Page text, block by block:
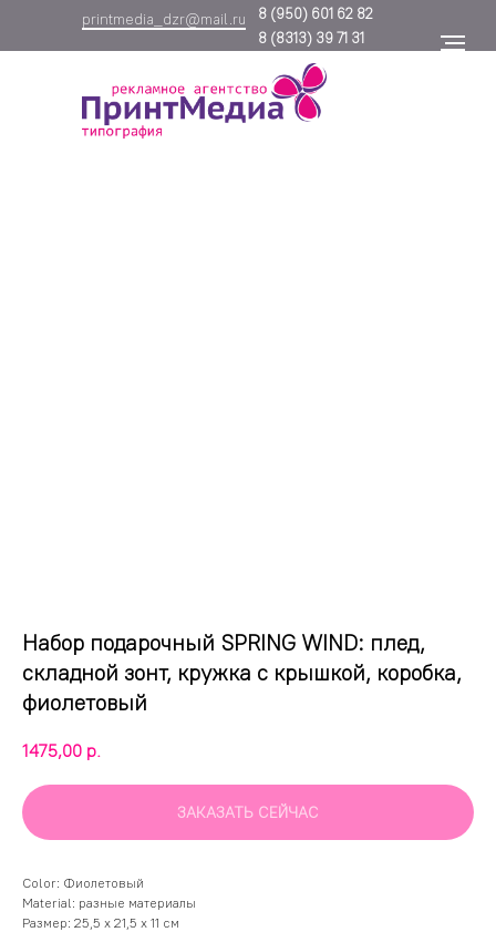
8 (950) 601 62 82
printmedia_dzr@mail.ru
8 (8313) 39 71 31
Набор подарочный SPRING WIND: плед,
складной зонт, кружка с крышкой, коробка,
фиолетовый
1475,00 р.
ЗАКАЗАТЬ СЕЙЧАС
Color: Фиолетовый
Material: разные материалы
Размер: 25,5 x 21,5 x 11 см